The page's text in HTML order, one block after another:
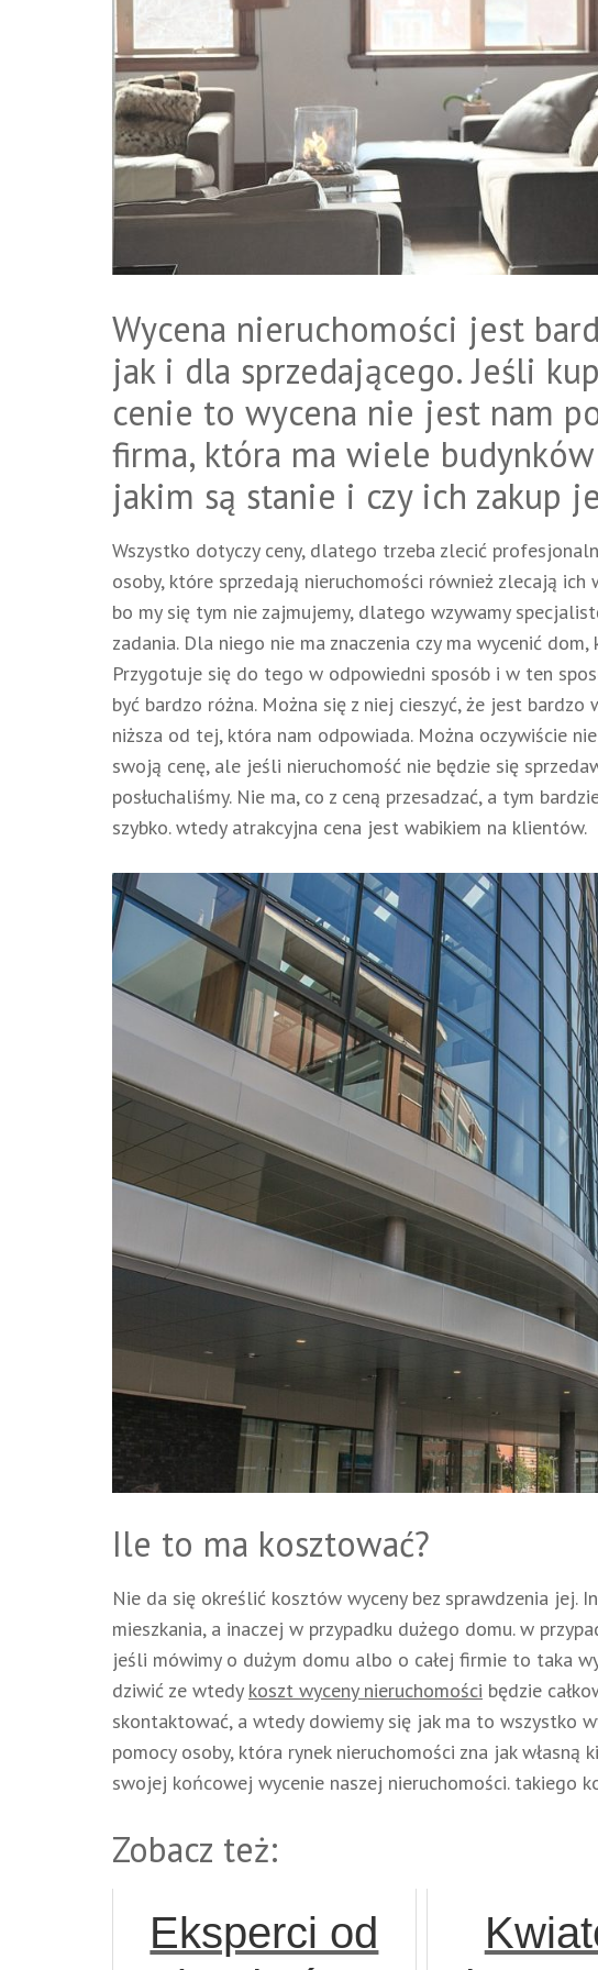
Wycena nieruchomości jest
jak i dla sprzedającego. Jeśli
cenie to wycena nie jest nam
firma, która ma wiele
jakim są stanie i czy ich zakup
Wszystko dotyczy ceny, dlatego trzeba zlecić
osoby, które sprzedają nieruchomości również zlecają ich
bo my się tym nie zajmujemy, dlatego wzywamy
zadania. Dla niego nie ma znaczenia czy ma wycenić
Przygotuje się do tego w odpowiedni sposób i w ten
być bardzo różna. Można się z niej cieszyć, że jest
niższa od tej, która nam odpowiada. Można oczywiście
swoją cenę, ale jeśli nieruchomość nie będzie się
posłuchaliśmy. Nie ma, co z ceną przesadzać, a tym
szybko. wtedy atrakcyjna cena jest wabikiem na klientów.
Ile to ma kosztować?
Nie da się określić kosztów wyceny bez sprawdzenia jej.
mieszkania, a inaczej w przypadku dużego domu. w
jeśli mówimy o dużym domu albo o całej firmie to taka
dziwić ze wtedy koszt wyceny nieruchomości będzie
skontaktować, a wtedy dowiemy się jak ma to wszystko
pomocy osoby, która rynek nieruchomości zna jak
swojej końcowej wycenie naszej nieruchomości. takiego
Zobacz też:
Eksperci od